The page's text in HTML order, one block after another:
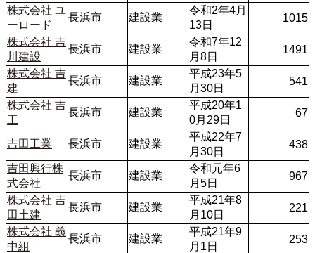
株式会社 ユ
ーロード
長浜市 建設業
令和2年4月
13日
1015
株式会社 吉
川建設
長浜市 建設業
令和7年12
月8日
1491
株式会社 吉
建
長浜市 建設業
平成23年5
月30日
541
株式会社 吉
工
長浜市 建設業
平成20年1
0月29日
67
吉田工業 長浜市 建設業
平成22年7
月30日
438
吉田興行株
式会社
長浜市 建設業
令和元年6
月5日
967
株式会社 吉
田土建
長浜市 建設業
平成21年8
月10日
221
株式会社 義
中組
長浜市 建設業
平成21年9
月1日
253